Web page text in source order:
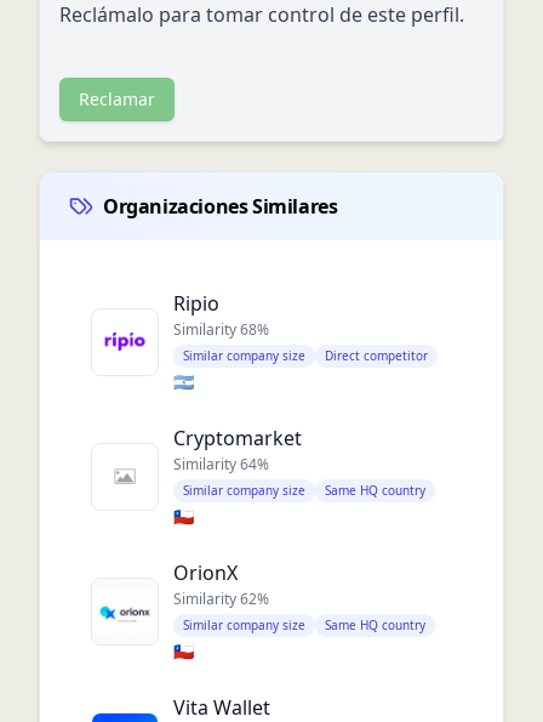
Reclámalo para tomar control de este perfil.
Reclamar
Organizaciones Similares
Ripio
Similarity68%
Similar company size Direct competitor
🇦🇷
Cryptomarket
Similarity64%
Similar company size Same HQ country
🇨🇱
OrionX
Similarity62%
Similar company size Same HQ country
🇨🇱
Vita Wallet